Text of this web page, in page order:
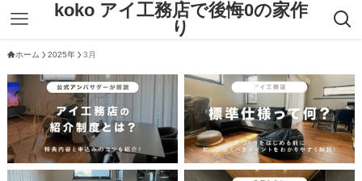
koko アイ工務店で後悔0の家作
り
ホーム 2025年 3月